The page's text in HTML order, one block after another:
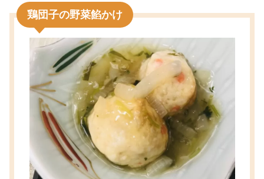
鶏団子の野菜餡かけ